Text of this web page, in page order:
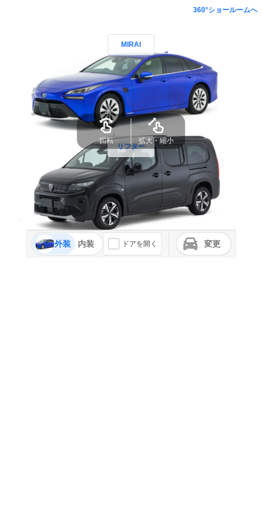
360°ショールームへ
MIRAI
リフター
外装 内装 ドアを開く 変更